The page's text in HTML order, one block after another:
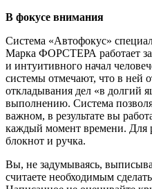
В фокусе внимания
Система «Автофокус»
Марка ФОРСТЕРА работает за
и интуитивного начал
системы отмечают, что в ней
откладывания дел «в долгий
выполнению. Система
важном, в результате вы
каждый момент времени. Для
блокнот и ручка.
Вы, не задумываясь,
считаете необходимым